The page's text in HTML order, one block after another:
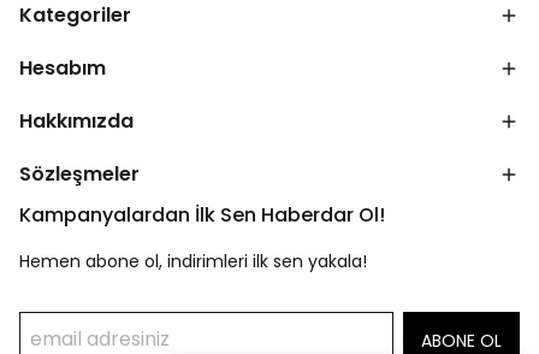
Kategoriler
Hesabım
Hakkımızda
Sözleşmeler
Kampanyalardan İlk Sen Haberdar Ol!
Hemen abone ol, indirimleri ilk sen yakala!
ABONE OL